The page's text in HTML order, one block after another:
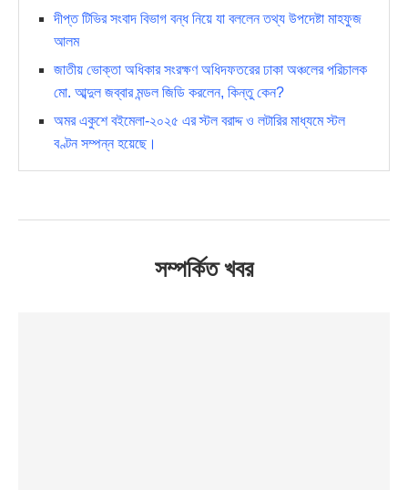
দীপ্ত টিভির সংবাদ বিভাগ বন্ধ নিয়ে যা বললেন তথ্য উপদেষ্টা মাহফুজ
আলম
জাতীয় ভোক্তা অধিকার সংরক্ষণ অধিদফতরের ঢাকা অঞ্চলের পরিচালক
মো. আব্দুল জব্বার মন্ডল জিডি করলেন, কিন্তু কেন?
অমর একুশে বইমেলা-২০২৫ এর স্টল বরাদ্দ ও লটারির মাধ্যমে স্টল
বণ্টন সম্পন্ন হয়েছে।
সম্পর্কিত খবর